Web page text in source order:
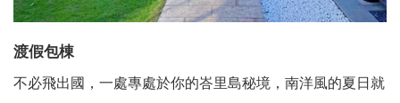
渡假包棟
不必飛出國，一處專處於你的峇里島秘境，南洋風的夏日就